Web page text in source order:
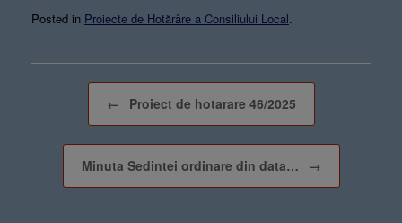
Posted in Proiecte de Hotărâre a Consiliului Local.
← Proiect de hotarare 46/2025
Minuta Sedintei ordinare din data… →